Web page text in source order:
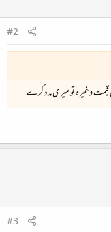
#2
قیمت وغیرہ تو میری مدد کرے
#3